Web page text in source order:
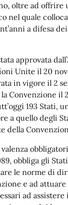
oltre ad offrire
nel quale
a difesa
approvata
Unite il 20
in vigore il 2
Convenzione il
193 Stati,
a quello degli
della
obbliga gli
le norme di
e ad
ad